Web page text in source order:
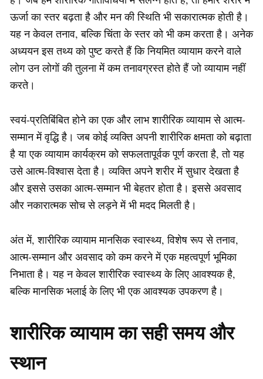
ऊर्जा का स्तर बढ़ता है और मन की स्थिति भी सकारात्मक होती है।
यह न केवल तनाव, बल्कि चिंता के स्तर को भी कम करता है। अनेक
अध्ययन इस तथ्य को पुष्ट करते हैं कि नियमित व्यायाम करने वाले
लोग उन लोगों की तुलना में कम तनावग्रस्त होते हैं जो व्यायाम नहीं
करते।
स्वयं-प्रतिबिंबित होने का एक और लाभ शारीरिक व्यायाम से आत्म-
सम्मान में वृद्धि है। जब कोई व्यक्ति अपनी शारीरिक क्षमता को बढ़ाता
है या एक व्यायाम कार्यक्रम को सफलतापूर्वक पूर्ण करता है, तो यह
उसे आत्म-विश्वास देता है। व्यक्ति अपने शरीर में सुधार देखता है
और इससे उसका आत्म-सम्मान भी बेहतर होता है। इससे अवसाद
और नकारात्मक सोच से लड़ने में भी मदद मिलती है।
अंत में, शारीरिक व्यायाम मानसिक स्वास्थ्य, विशेष रूप से तनाव,
आत्म-सम्मान और अवसाद को कम करने में एक महत्वपूर्ण भूमिका
निभाता है। यह न केवल शारीरिक स्वास्थ्य के लिए आवश्यक है,
बल्कि मानसिक भलाई के लिए भी एक आवश्यक उपकरण है।
शारीरिक व्यायाम का सही समय और
स्थान